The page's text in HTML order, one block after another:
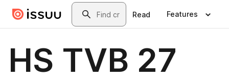
Skip to main contentSearch
Read Features
HS TVB 27